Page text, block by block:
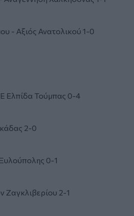
- Αξιός Ανατολικού 1-0
Ελπίδα Τούμπας 0-4
2-0
0-1
2-1